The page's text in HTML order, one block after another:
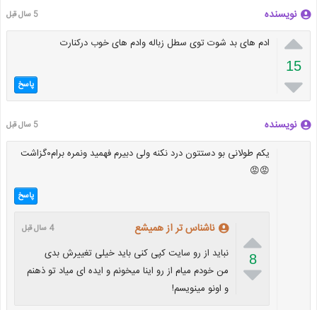
نویسنده 5 سال قبل

15

ادم های بد شوت توی سطل زباله وادم های خوب درکنارت
پاسخ
نویسنده 5 سال قبل
یکم طولانی بو دستتون درد نکنه ولی دبیرم فهمید ونمره برام۰گزاشت
😡😡
پاسخ

8

ناشناس تر از همیشع 4 سال قبل
نباید از رو سایت کپی کنی باید خیلی تغییرش بدی
من خودم میام از رو اینا میخونم و ایده ای میاد تو ذهنم
و اونو مینویسم!